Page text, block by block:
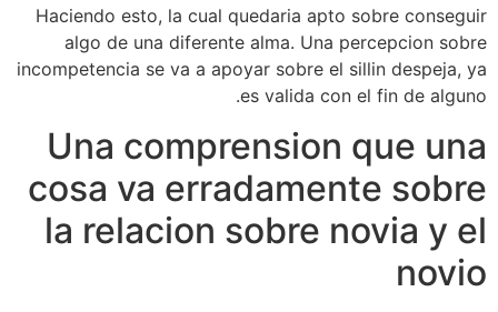
Haciendo esto, la cual quedaria apto sobre conseguir
algo de una diferente alma. Una percepcion sobre
incompetencia se va a apoyar sobre el silli­n despeja, ya
es valida con el fin de alguno.
Una comprension que una
cosa va erradamente sobre
la relacion sobre novia y el
novio